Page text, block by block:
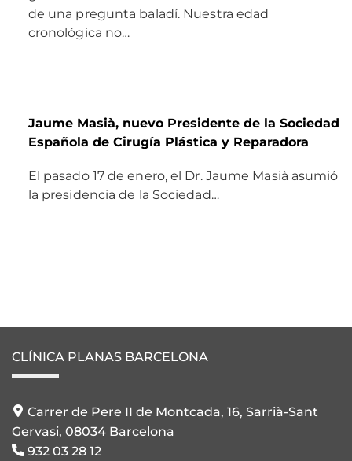
de una pregunta baladí. Nuestra edad
cronológica no…
Jaume Masià, nuevo Presidente de la Sociedad
Española de Cirugía Plástica y Reparadora
El pasado 17 de enero, el Dr. Jaume Masià asumió
la presidencia de la Sociedad…
CLÍNICA PLANAS BARCELONA
Carrer de Pere II de Montcada, 16, Sarrià-Sant
Gervasi, 08034 Barcelona
932 03 28 12